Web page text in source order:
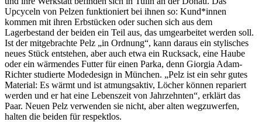
Upcyceln von Pelzen funktioniert bei ihnen so: Kund*innen
kommen mit ihren Erbstücken oder suchen sich aus dem
Lagerbestand der beiden ein Teil aus, das umgearbeitet werden soll.
Ist der mitgebrachte Pelz „in Ordnung“, kann daraus ein stylisches
neues Stück entstehen, aber auch etwa ein Rucksack, eine Haube
oder ein wärmendes Futter für einen Parka, denn Giorgia Adam-
Richter studierte Modedesign in München. „Pelz ist ein sehr gutes
Material: Es wärmt und ist atmungsaktiv, Löcher können repariert
werden und er hat eine Lebenszeit von Jahrzehnten“, erklärt das
Paar. Neuen Pelz verwenden sie nicht, aber alten wegzuwerfen,
halten die beiden für respektlos.